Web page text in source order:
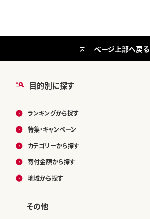
目的別に探す
ランキングから探す
特集・キャンペーン
カテゴリーから探す
寄付金額から探す
地域から探す
その他
ページ上部へ戻る